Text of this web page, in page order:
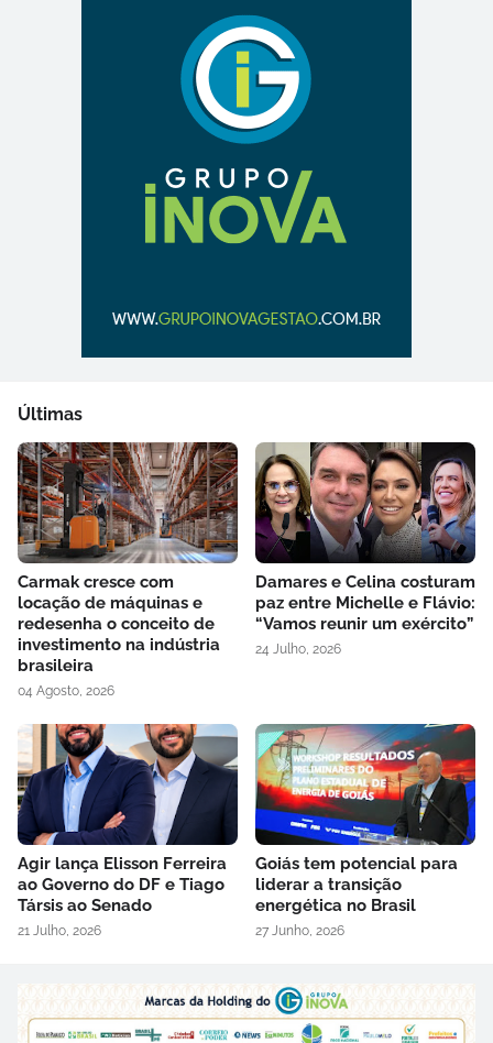
Últimas
Carmak cresce com
locação de máquinas e
redesenha o conceito de
investimento na indústria
brasileira
04 Agosto, 2026
Damares e Celina costuram
paz entre Michelle e Flávio:
“Vamos reunir um exército”
24 Julho, 2026
Agir lança Elisson Ferreira
ao Governo do DF e Tiago
Társis ao Senado
21 Julho, 2026
Goiás tem potencial para
liderar a transição
energética no Brasil
27 Junho, 2026